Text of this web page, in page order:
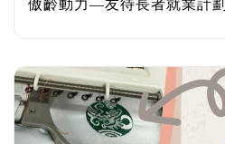
傲齡動力—友待長者就業計劃